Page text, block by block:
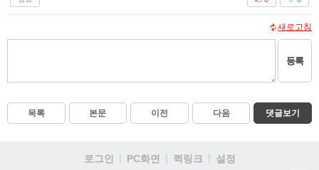
새로고침
등록
목록 본문 이전 다음 댓글보기
로그인 PC화면 퀵링크
설정